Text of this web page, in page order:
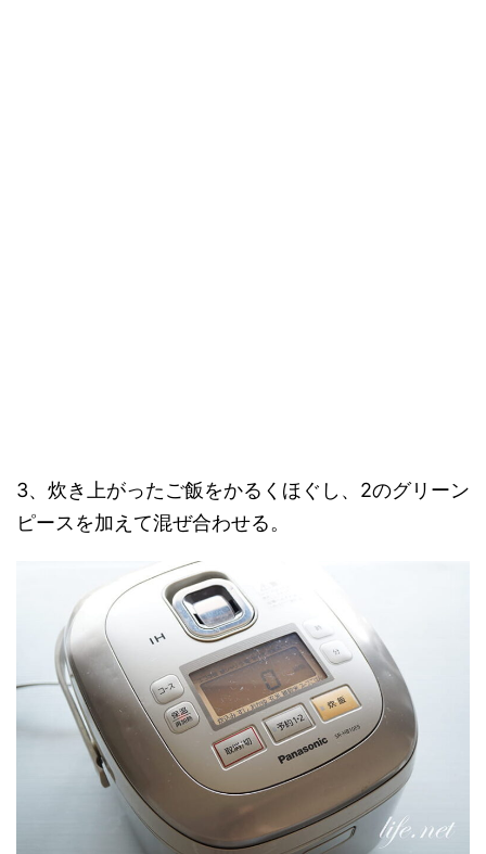
3、炊き上がったご飯をかるくほぐし、2のグリーン
ピースを加えて混ぜ合わせる。